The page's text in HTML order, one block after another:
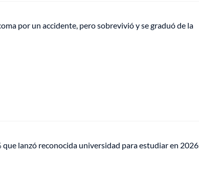
por un accidente, pero sobrevivió y se graduó de la
que lanzó reconocida universidad para estudiar en